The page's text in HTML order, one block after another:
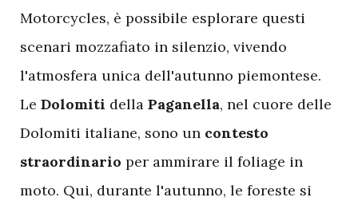
Motorcycles, è possibile esplorare questi
scenari mozzafiato in silenzio, vivendo
l'atmosfera unica dell'autunno piemontese.
Le Dolomiti della Paganella, nel cuore delle
Dolomiti italiane, sono un contesto
straordinario per ammirare il foliage in
moto. Qui, durante l'autunno, le foreste si